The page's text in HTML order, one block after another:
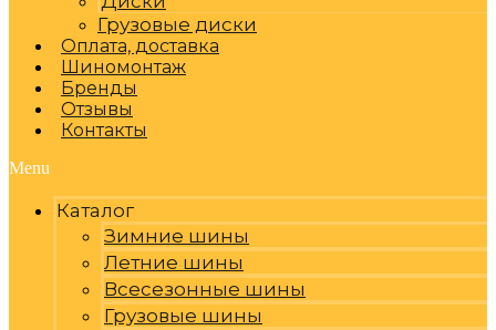
Грузовые диски
Оплата, доставка
Шиномонтаж
Бренды
Отзывы
Контакты
Menu
Каталог
Зимние шины
Летние шины
Всесезонные шины
Грузовые шины